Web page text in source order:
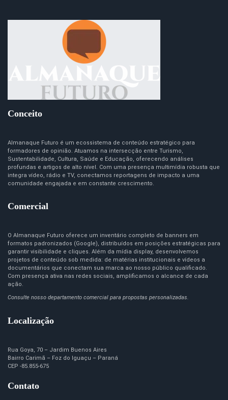
Conceito
Almanaque Futuro é um ecossistema de conteúdo estratégico para
formadores de opinião. Atuamos na intersecção entre Turismo,
Sustentabilidade, Cultura, Saúde e Educação, oferecendo análises
profundas e artigos de alto nível. Com uma presença multimídia robusta que
integra vídeo, rádio e TV, conectamos reportagens de impacto a uma
comunidade engajada e em constante crescimento.
Comercial
O Almanaque Futuro oferece um inventário completo de banners em
formatos padronizados (Google), distribuídos em posições estratégicas para
garantir visibilidade e cliques. Além da mídia display, desenvolvemos
projetos de conteúdo sob medida: de matérias institucionais e vídeos a
documentários que conectam sua marca ao nosso público qualificado.
Com presença ativa nas redes sociais, amplificamos o alcance de cada
ação.
Consulte nosso departamento comercial para propostas personalizadas.
Localização
Rua Goya, 70 – Jardim Buenos Aires
Bairro Carimã – Foz do Iguaçu – Paraná
CEP -85.855-675
Contato